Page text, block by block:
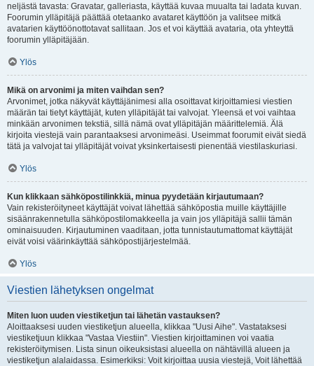
neljästä tavasta: Gravatar, galleriasta, käyttää kuvaa muualta tai ladata kuvan.
Foorumin ylläpitäjä päättää otetaanko avataret käyttöön ja valitsee mitkä
avatarien käyttöönottotavat sallitaan. Jos et voi käyttää avataria, ota yhteyttä
foorumin ylläpitäjään.
Ylös
Mikä on arvonimi ja miten vaihdan sen?
Arvonimet, jotka näkyvät käyttäjänimesi alla osoittavat kirjoittamiesi viestien
määrän tai tietyt käyttäjät, kuten ylläpitäjät tai valvojat. Yleensä et voi vaihtaa
minkään arvonimen tekstiä, sillä nämä ovat ylläpitäjän määrittelemiä. Älä
kirjoita viestejä vain parantaaksesi arvonimeäsi. Useimmat foorumit eivät siedä
tätä ja valvojat tai ylläpitäjät voivat yksinkertaisesti pienentää viestilaskuriasi.
Ylös
Kun klikkaan sähköpostilinkkiä, minua pyydetään kirjautumaan?
Vain rekisteröityneet käyttäjät voivat lähettää sähköpostia muille käyttäjille
sisäänrakennetulla sähköpostilomakkeella ja vain jos ylläpitäjä sallii tämän
ominaisuuden. Kirjautuminen vaaditaan, jotta tunnistautumattomat käyttäjät
eivät voisi väärinkäyttää sähköpostijärjestelmää.
Ylös
Viestien lähetyksen ongelmat
Miten luon uuden viestiketjun tai lähetän vastauksen?
Aloittaaksesi uuden viestiketjun alueella, klikkaa "Uusi Aihe". Vastataksesi
viestiketjuun klikkaa "Vastaa Viestiin". Viestien kirjoittaminen voi vaatia
rekisteröitymisen. Lista sinun oikeuksistasi alueella on nähtävillä alueen ja
viestiketjun alalaidassa. Esimerkiksi: Voit kirjoittaa uusia viestejä, Voit lähettää